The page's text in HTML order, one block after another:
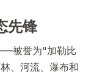
先锋
被誉为"加勒比
、河流、瀑布和